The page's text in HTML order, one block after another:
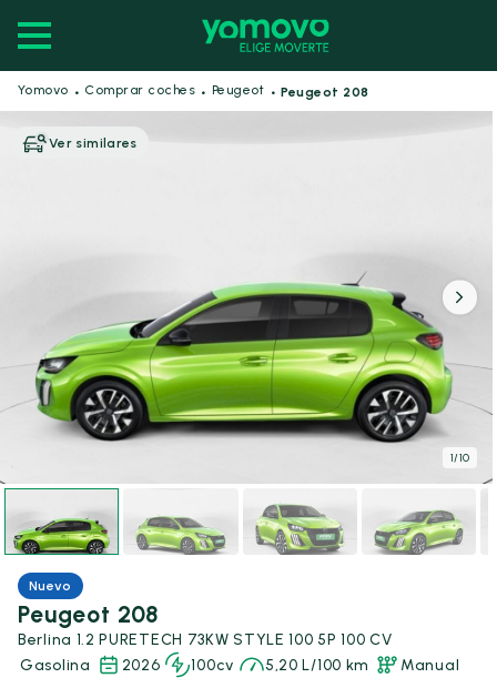
Yomovo · Comprar coches · Peugeot · Peugeot 208
Ver similares
1/10
Nuevo
Peugeot 208
Berlina 1.2 PURETECH 73KW STYLE 100 5P 100 CV
Gasolina
2026 100cv 5,20 L/100 km Manual